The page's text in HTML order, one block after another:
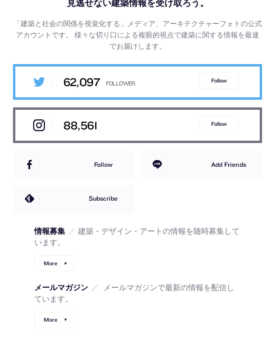
「建築と社会の関係を視覚化する」メディア、アーキテクチャーフォトの公式
アカウントです。様々な切り口による複眼的視点で建築に関する情報を最速
でお届けします。
62,097 Follow
88,561 Follow
Follow Add Friends
Subscribe
情報募集 ／ 建築・デザイン・アートの情報を随時募集して
います。
More
メールマガジン ／
メールマガジンで最新の情報を配信し
ています。
More